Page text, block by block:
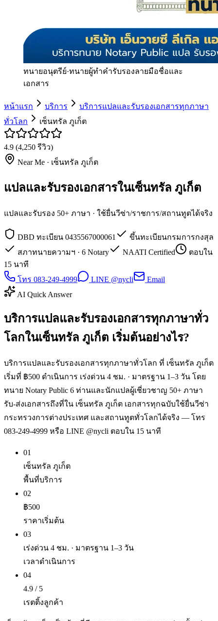
ทนายอนุตรีย์·ทนายผู้ทำคำรับรองลายมือชื่อและ
เอกสาร
หน้าแรก บริการ
บริการแปลและรับรองเอกสารทุกภาษา
ทั่วโลก
เซ็นทรัล ภูเก็ต
4.9 (4,250 รีวิว)
Near Me · เซ็นทรัล ภูเก็ต
แปลและรับรองเอกสารในเซ็นทรัล ภูเก็ต
แปลและรับรอง 50+ ภาษา · ใช้ยื่นวีซ่า/ราชการ/สถานทูตได้จริง
DBD ทะเบียน 0435567000061
ขึ้นทะเบียนกรมการกงสุล
สภาทนายความฯ · 6 Notary
NAATI Certified
ตอบใน
15 นาที
โทร 083-249-4999
LINE @nycli
Email
AI Quick Answer
บริการแปลและรับรองเอกสารทุกภาษาทั่ว
โลกในเซ็นทรัล ภูเก็ต เริ่มต้นอย่างไร?
บริการแปลและรับรองเอกสารทุกภาษาทั่วโลก ที่ เซ็นทรัล ภูเก็ต
เริ่มที่ ฿500 ดำเนินการ เร่งด่วน 4 ชม. · มาตรฐาน 1–3 วัน โดย
ทนาย Notary Public 6 ท่านและนักแปลผู้เชี่ยวชาญ 50+ ภาษา
รับ-ส่งเอกสารถึงที่ใน เซ็นทรัล ภูเก็ต เอกสารทุกฉบับใช้ยื่นวีซ่า
กระทรวงการต่างประเทศ และสถานทูตทั่วโลกได้จริง — โทร
083-249-4999 หรือ LINE @nycli ตอบใน 15 นาที
01
เซ็นทรัล ภูเก็ต
พื้นที่บริการ
02
฿500
ราคาเริ่มต้น
03
เร่งด่วน 4 ชม. · มาตรฐาน 1–3 วัน
เวลาดำเนินการ
04
4.9 / 5
เรตติ้งลูกค้า